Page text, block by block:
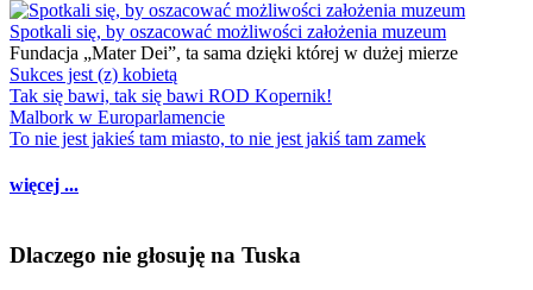
Spotkali się, by oszacować możliwości założenia muzeum
Fundacja „Mater Dei”, ta sama dzięki której w dużej mierze
Sukces jest (z) kobietą
Tak się bawi, tak się bawi ROD Kopernik!
Malbork w Europarlamencie
To nie jest jakieś tam miasto, to nie jest jakiś tam zamek
więcej ...
Dlaczego nie głosuję na Tuska